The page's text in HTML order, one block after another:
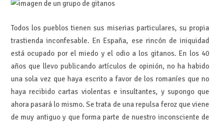
Todos los pueblos tienen sus miserias particulares, su propia
trastienda inconfesable. En España, ese rincón de iniquidad
está ocupado por el miedo y el odio a los gitanos. En los 40
años que llevo publicando artículos de opinión, no ha habido
una sola vez que haya escrito a favor de los romaníes que no
haya recibido cartas violentas e insultantes, y supongo que
ahora pasará lo mismo. Se trata de una repulsa feroz que viene
de muy antiguo y que forma parte de nuestro inconsciente de